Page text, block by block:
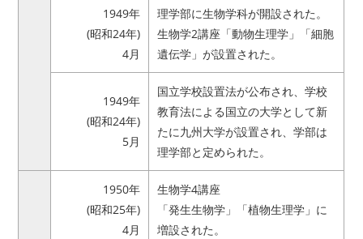
1949年
(昭和24年)
4月
理学部に生物学科が開設された。
生物学2講座「動物生理学」「細胞
遺伝学」が設置された。
1949年
(昭和24年)
5月
国立学校設置法が公布され、学校
教育法による国立の大学として新
たに九州大学が設置され、学部は
理学部と定められた。
1950年
(昭和25年)
4月
生物学4講座
「発生生物学」「植物生理学」に
増設された。